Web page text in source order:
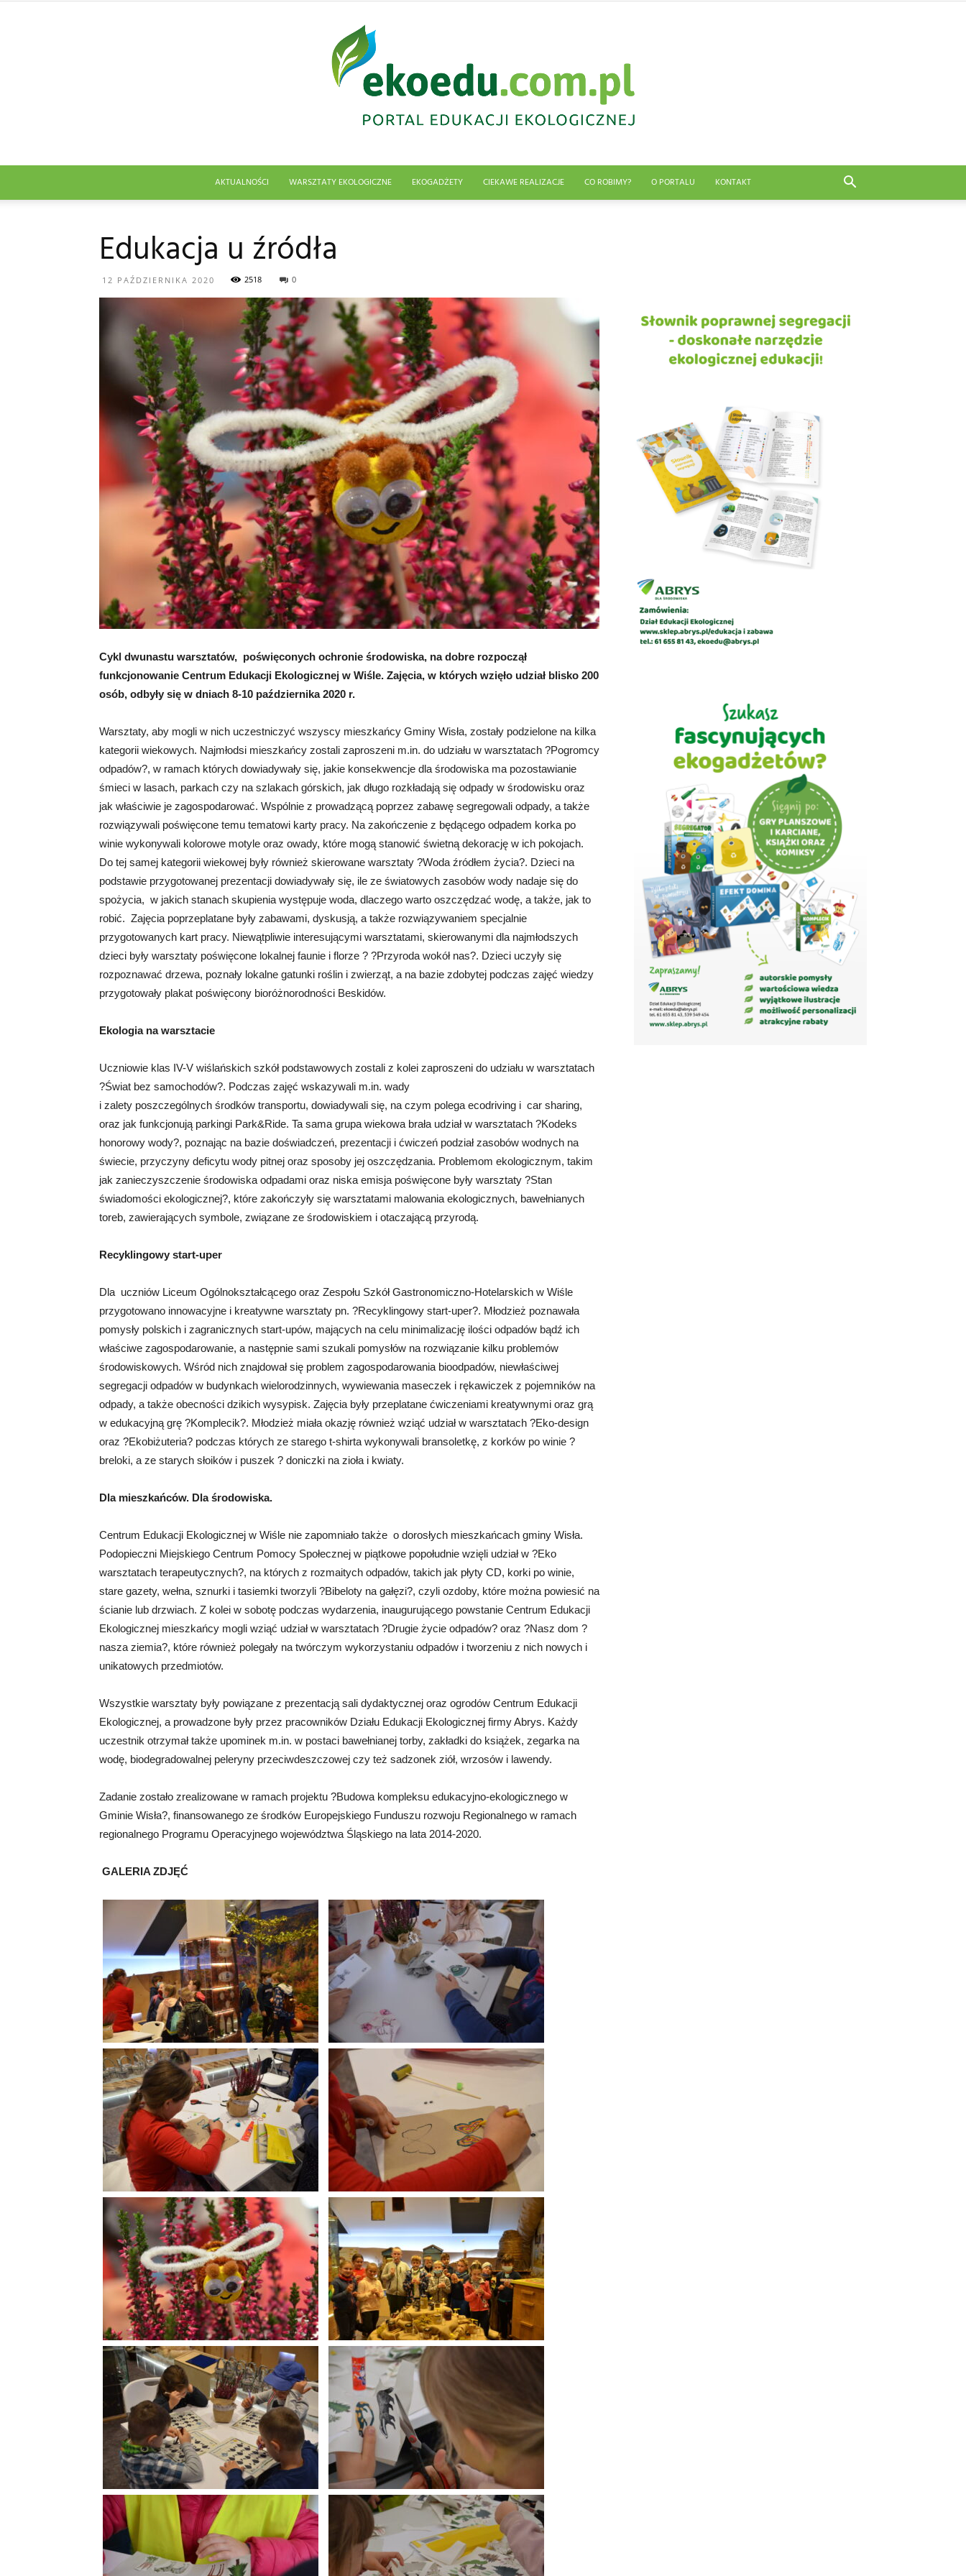
ekologiczna
Abrys
AKTUALNOŚCI WARSZTATY EKOLOGICZNE EKOGADŻETY CIEKAWE REALIZACJE CO ROBIMY? O PORTALU KONTAKT
Edukacja u źródła
12 PAŹDZIERNIKA 2020 2518 0
Cykl dwunastu warsztatów, poświęconych ochronie środowiska, na dobre rozpoczął
funkcjonowanie Centrum Edukacji Ekologicznej w Wiśle. Zajęcia, w których wzięło udział blisko 200
osób, odbyły się w dniach 8-10 października 2020 r.
Warsztaty, aby mogli w nich uczestniczyć wszyscy mieszkańcy Gminy Wisła, zostały podzielone na kilka
kategorii wiekowych. Najmłodsi mieszkańcy zostali zaproszeni m.in. do udziału w warsztatach ?Pogromcy
odpadów?, w ramach których dowiadywały się, jakie konsekwencje dla środowiska ma pozostawianie
śmieci w lasach, parkach czy na szlakach górskich, jak długo rozkładają się odpady w środowisku oraz
jak właściwie je zagospodarować. Wspólnie z prowadzącą poprzez zabawę segregowali odpady, a także
rozwiązywali poświęcone temu tematowi karty pracy. Na zakończenie z będącego odpadem korka po
winie wykonywali kolorowe motyle oraz owady, które mogą stanowić świetną dekorację w ich pokojach.
Do tej samej kategorii wiekowej były również skierowane warsztaty ?Woda źródłem życia?. Dzieci na
podstawie przygotowanej prezentacji dowiadywały się, ile ze światowych zasobów wody nadaje się do
spożycia, w jakich stanach skupienia występuje woda, dlaczego warto oszczędzać wodę, a także, jak to
robić. Zajęcia poprzeplatane były zabawami, dyskusją, a także rozwiązywaniem specjalnie
przygotowanych kart pracy. Niewątpliwie interesującymi warsztatami, skierowanymi dla najmłodszych
dzieci były warsztaty poświęcone lokalnej faunie i florze ? ?Przyroda wokół nas?. Dzieci uczyły się
rozpoznawać drzewa, poznały lokalne gatunki roślin i zwierząt, a na bazie zdobytej podczas zajęć wiedzy
przygotowały plakat poświęcony bioróżnorodności Beskidów.
Ekologia na warsztacie
Uczniowie klas IV-V wiślańskich szkół podstawowych zostali z kolei zaproszeni do udziału w warsztatach
?Świat bez samochodów?. Podczas zajęć wskazywali m.in. wady
i zalety poszczególnych środków transportu, dowiadywali się, na czym polega ecodriving i car sharing,
oraz jak funkcjonują parkingi Park&Ride. Ta sama grupa wiekowa brała udział w warsztatach ?Kodeks
honorowy wody?, poznając na bazie doświadczeń, prezentacji i ćwiczeń podział zasobów wodnych na
świecie, przyczyny deficytu wody pitnej oraz sposoby jej oszczędzania. Problemom ekologicznym, takim
jak zanieczyszczenie środowiska odpadami oraz niska emisja poświęcone były warsztaty ?Stan
świadomości ekologicznej?, które zakończyły się warsztatami malowania ekologicznych, bawełnianych
toreb, zawierających symbole, związane ze środowiskiem i otaczającą przyrodą.
Recyklingowy start-uper
Dla uczniów Liceum Ogólnokształcącego oraz Zespołu Szkół Gastronomiczno-Hotelarskich w Wiśle
przygotowano innowacyjne i kreatywne warsztaty pn. ?Recyklingowy start-uper?. Młodzież poznawała
pomysły polskich i zagranicznych start-upów, mających na celu minimalizację ilości odpadów bądź ich
właściwe zagospodarowanie, a następnie sami szukali pomysłów na rozwiązanie kilku problemów
środowiskowych. Wśród nich znajdował się problem zagospodarowania bioodpadów, niewłaściwej
segregacji odpadów w budynkach wielorodzinnych, wywiewania maseczek i rękawiczek z pojemników na
odpady, a także obecności dzikich wysypisk. Zajęcia były przeplatane ćwiczeniami kreatywnymi oraz grą
w edukacyjną grę ?Komplecik?. Młodzież miała okazję również wziąć udział w warsztatach ?Eko-design
oraz ?Ekobiżuteria? podczas których ze starego t-shirta wykonywali bransoletkę, z korków po winie ?
breloki, a ze starych słoików i puszek ? doniczki na zioła i kwiaty.
Dla mieszkańców. Dla środowiska.
Centrum Edukacji Ekologicznej w Wiśle nie zapomniało także o dorosłych mieszkańcach gminy Wisła.
Podopieczni Miejskiego Centrum Pomocy Społecznej w piątkowe popołudnie wzięli udział w ?Eko
warsztatach terapeutycznych?, na których z rozmaitych odpadów, takich jak płyty CD, korki po winie,
stare gazety, wełna, sznurki i tasiemki tworzyli ?Bibeloty na gałęzi?, czyli ozdoby, które można powiesić na
ścianie lub drzwiach. Z kolei w sobotę podczas wydarzenia, inaugurującego powstanie Centrum Edukacji
Ekologicznej mieszkańcy mogli wziąć udział w warsztatach ?Drugie życie odpadów? oraz ?Nasz dom ?
nasza ziemia?, które również polegały na twórczym wykorzystaniu odpadów i tworzeniu z nich nowych i
unikatowych przedmiotów.
Wszystkie warsztaty były powiązane z prezentacją sali dydaktycznej oraz ogrodów Centrum Edukacji
Ekologicznej, a prowadzone były przez pracowników Działu Edukacji Ekologicznej firmy Abrys. Każdy
uczestnik otrzymał także upominek m.in. w postaci bawełnianej torby, zakładki do książek, zegarka na
wodę, biodegradowalnej peleryny przeciwdeszczowej czy też sadzonek ziół, wrzosów i lawendy.
Zadanie zostało zrealizowane w ramach projektu ?Budowa kompleksu edukacyjno-ekologicznego w
Gminie Wisła?, finansowanego ze środków Europejskiego Funduszu rozwoju Regionalnego w ramach
regionalnego Programu Operacyjnego województwa Śląskiego na lata 2014-2020.
GALERIA ZDJĘĆ